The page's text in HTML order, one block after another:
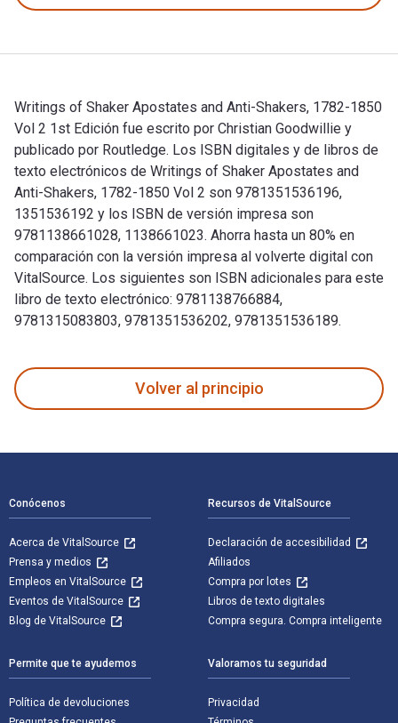
Writings of Shaker Apostates and Anti-Shakers, 1782-1850
Vol 2 1st Edición fue escrito por Christian Goodwillie y
publicado por Routledge. Los ISBN digitales y de libros de
texto electrónicos de Writings of Shaker Apostates and
Anti-Shakers, 1782-1850 Vol 2 son 9781351536196,
1351536192 y los ISBN de versión impresa son
9781138661028, 1138661023. Ahorra hasta un 80% en
comparación con la versión impresa al volverte digital con
VitalSource. Los siguientes son ISBN adicionales para este
libro de texto electrónico: 9781138766884,
9781315083803, 9781351536202, 9781351536189.
Volver al principio
Conócenos
Acerca de VitalSource
Prensa y medios
Empleos en VitalSource
Eventos de VitalSource
Blog de VitalSource
Recursos de VitalSource
Declaración de accesibilidad
Afiliados
Compra por lotes
Libros de texto digitales
Compra segura. Compra inteligente
Permite que te ayudemos
Política de devoluciones
Valoramos tu seguridad
Privacidad